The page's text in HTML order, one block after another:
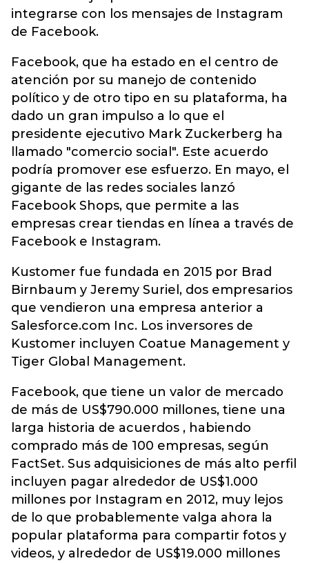
integrarse con los mensajes de Instagram
de Facebook.
Facebook, que ha estado en el centro de
atención por su manejo de contenido
político y de otro tipo en su plataforma, ha
dado un gran impulso a lo que el
presidente ejecutivo Mark Zuckerberg ha
llamado "comercio social". Este acuerdo
podría promover ese esfuerzo. En mayo, el
gigante de las redes sociales lanzó
Facebook Shops, que permite a las
empresas crear tiendas en línea a través de
Facebook e Instagram.
Kustomer fue fundada en 2015 por Brad
Birnbaum y Jeremy Suriel, dos empresarios
que vendieron una empresa anterior a
Salesforce.com Inc. Los inversores de
Kustomer incluyen Coatue Management y
Tiger Global Management.
Facebook, que tiene un valor de mercado
de más de US$790.000 millones, tiene una
larga historia de acuerdos , habiendo
comprado más de 100 empresas, según
FactSet. Sus adquisiciones de más alto perfil
incluyen pagar alrededor de US$1.000
millones por Instagram en 2012, muy lejos
de lo que probablemente valga ahora la
popular plataforma para compartir fotos y
videos, y alrededor de US$19.000 millones